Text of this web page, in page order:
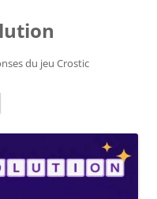
du jeu Crostic